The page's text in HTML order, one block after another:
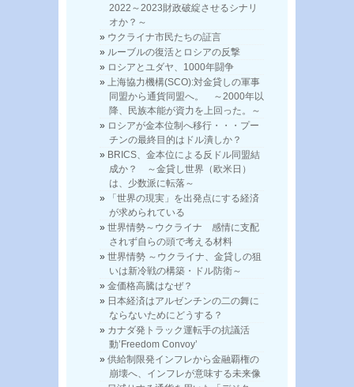
2022～2023財政破綻させるシナリ
オか？～
ウクライナ市民たちの証言
ルーブルの復活とロシアの反撃
ロシアとユダヤ、1000年闘争
上海協力機構(SCO):対金貸しの軍事
同盟から通貨同盟へ。 ～2000年以
降、民族本能が資力を上回った。～
ロシアが金本位制へ移行・・・プー
チンの最終目的はドル潰しか？
BRICS、金本位による反ドル同盟結
成か？ ～金貸し世界（欧米日）
は、少数派に転落～
「世界の現実」を出発点にする経済
が求められている
世界情勢～ウクライナ 感情に支配
されず自らの頭で考える材料
世界情勢 ～ウクライナ、金貸しの狙
いは新冷戦の構築・ドル防衛～
金価格高騰はなぜ？
日本経済はアルゼンチンの二の舞に
ならないためにどうする？
カナダ発トラック運転手の抗議活
動’Freedom Convoy’
供給制限発インフレから金融覇権の
崩壊へ、インフレが意味する未来像